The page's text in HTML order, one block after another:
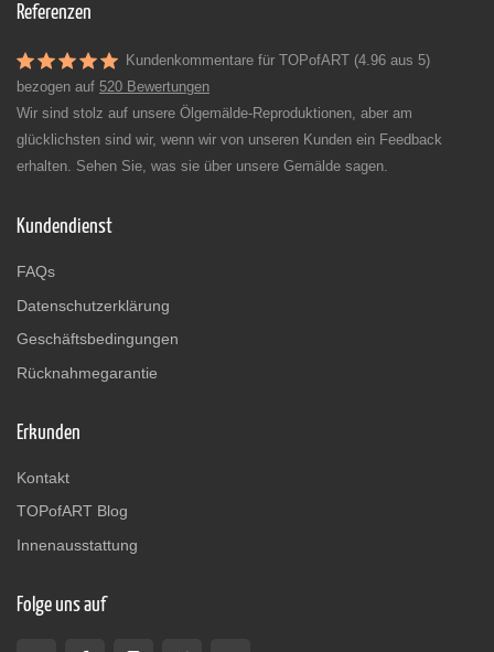
Referenzen
Kundenkommentare für TOPofART (4.96 aus 5)
bezogen auf 520 Bewertungen
Wir sind stolz auf unsere Ölgemälde-Reproduktionen, aber am
glücklichsten sind wir, wenn wir von unseren Kunden ein Feedback
erhalten. Sehen Sie, was sie über unsere Gemälde sagen.
Kundendienst
FAQs
Datenschutzerklärung
Geschäftsbedingungen
Rücknahmegarantie
Erkunden
Kontakt
TOPofART Blog
Innenausstattung
Folge uns auf